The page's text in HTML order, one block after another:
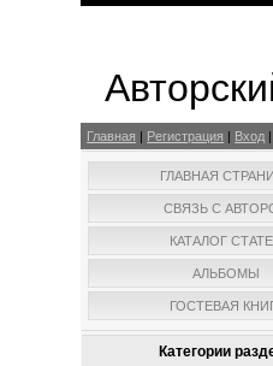
Главная | Регистрация | Вход |
ГЛАВНАЯ
СВЯЗЬ С
КАТАЛОГ
АЛЬБОМЫ
ГОСТЕВАЯ
Категории